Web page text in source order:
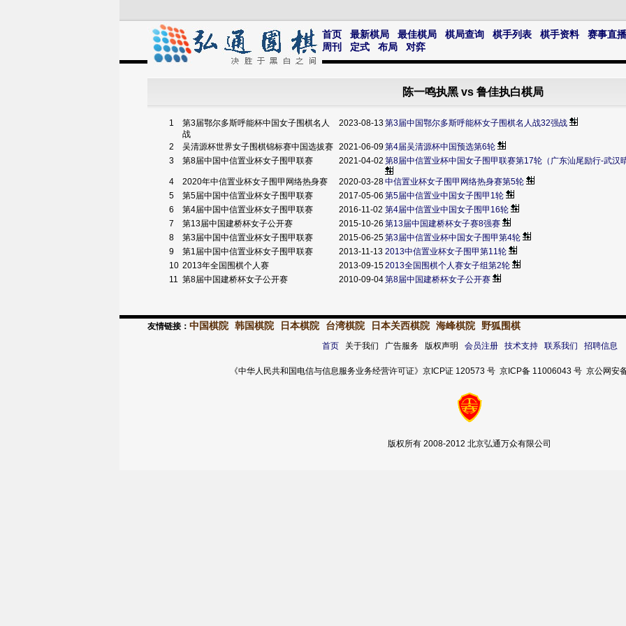
首页 最新棋局 最佳棋局 棋局查询 棋手列表 棋手资料 赛事直播
周刊
定式 布局 对弈
陈一鸣执黑 vs 鲁佳执白棋局
1
第3届鄂尔多斯呼能杯中国女子围棋名人
战
2023-08-13第3届中国鄂尔多斯呼能杯女子围棋名人战32强战
2 吴清源杯世界女子围棋锦标赛中国选拔赛 2021-06-09第4届吴清源杯中国预选第6轮
3
第8届中国中信置业杯女子围甲联赛 2021-04-02 第8届中信置业杯中国女子围甲联赛第17轮（广东汕尾励行-武汉
4 2020年中信置业杯女子围甲网络热身赛 2020-03-28中信置业杯女子围甲网络热身赛第5轮
5
第5届中国中信置业杯女子围甲联赛 2017-05-06 第5届中信置业中国女子围甲1轮
6
第4届中国中信置业杯女子围甲联赛 2016-11-02 第4届中信置业中国女子围甲16轮
7
第13届中国建桥杯女子公开赛 2015-10-26 第13届中国建桥杯女子赛8强赛
8
第3届中国中信置业杯女子围甲联赛 2015-06-25第3届中信置业杯中国女子围甲第4轮
9
第1届中国中信置业杯女子围甲联赛 2013-11-13 2013中信置业杯女子围甲第11轮
10 2013年全国围棋个人赛 2013-09-152013全国围棋个人赛女子组第2轮
11 第8届中国建桥杯女子公开赛 2010-09-04第8届中国建桥杯女子公开赛
友情链接： 中国棋院 韩国棋院 日本棋院 台湾棋院 日本关西棋院 海峰棋院 野狐围棋
首页关于我们 广告服务 版权声明 会员注册 技术支持 联系我们 招聘信息
《中华人民共和国电信与信息服务业务经营许可证》京ICP证 120573 号 京ICP备 11006043 号 京公网安
版权所有 2008-2012 北京弘通万众有限公司